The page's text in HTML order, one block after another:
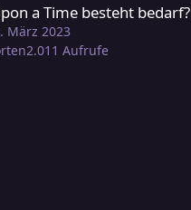
a Time besteht bedarf?
März 2023
2.011 Aufrufe